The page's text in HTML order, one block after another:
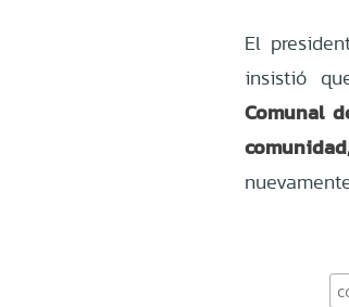
El
insistió
Comunal